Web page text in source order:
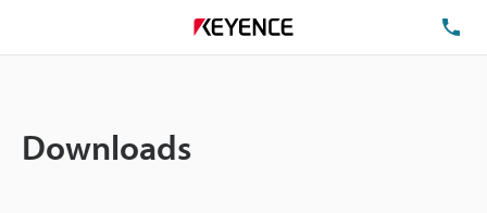
Downloads